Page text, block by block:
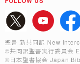
聖書 新共同訳 New
©共同訳聖書実行委員会
©日本聖書協会 Japan